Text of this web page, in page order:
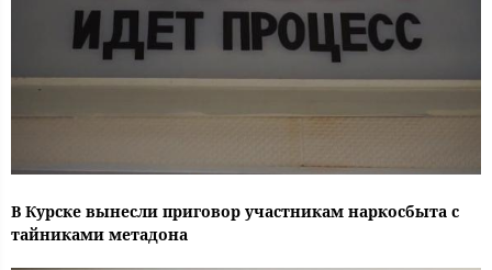
В Курске вынесли приговор участникам наркосбыта с
тайниками метадона